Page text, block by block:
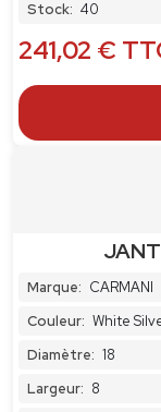
Stock: 40
241,02 €
Marque: CARMANI
Couleur: White
Diamètre: 18
Largeur: 8